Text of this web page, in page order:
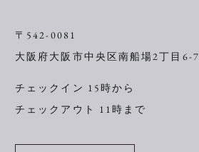
〒542-0081
大阪府大阪市中央区南船場2丁目6-7
チェックイン 15時から
チェックアウト 11時まで